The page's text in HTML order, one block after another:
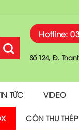
Hotline:
Số 124, Đ.
TỨC VIDEO
CÔN THU